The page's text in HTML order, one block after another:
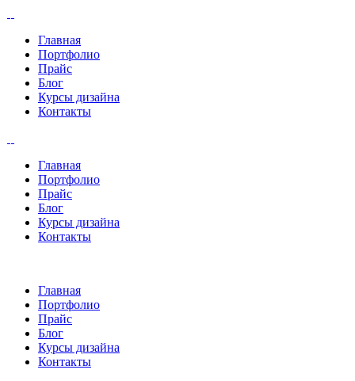
Главная
Портфолио
Прайс
Блог
Курсы дизайна
Контакты
Главная
Портфолио
Прайс
Блог
Курсы дизайна
Контакты
Главная
Портфолио
Прайс
Блог
Курсы дизайна
Контакты